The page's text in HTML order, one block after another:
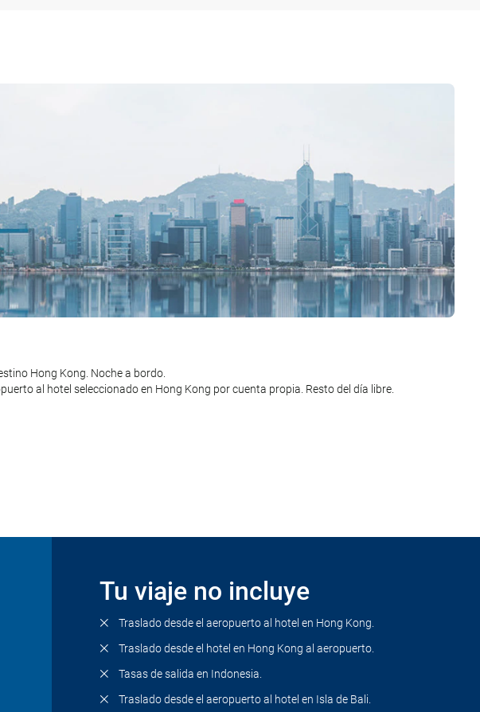
Hong Kong. Noche a bordo.
al hotel seleccionado en Hong Kong por cuenta propia. Resto del día libre.
por cuenta propia. Vuelo desde Hong Kong a Isla de Bali. Llegada y traslado desde el
propia. Resto del día libre. Alojamiento.
Tu viaje no incluye
Traslado desde el aeropuerto al hotel en Hong Kong.
Traslado desde el hotel en Hong Kong al aeropuerto.
Tasas de salida en Indonesia.
Traslado desde el aeropuerto al hotel en Isla de Bali.